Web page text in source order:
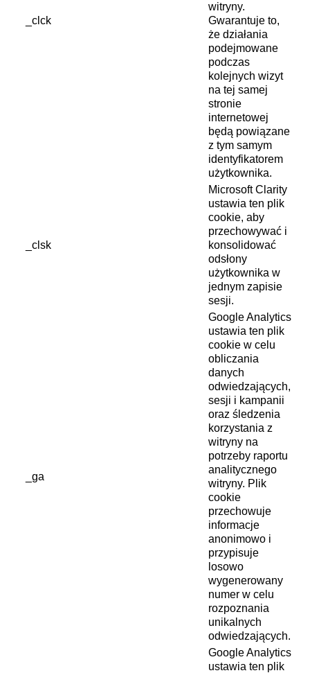
_clck
witryny.
Gwarantuje to,
że działania
podejmowane
podczas
kolejnych wizyt
na tej samej
stronie
internetowej
będą powiązane
z tym samym
identyfikatorem
użytkownika.
_clsk
Microsoft Clarity
ustawia ten plik
cookie, aby
przechowywać i
konsolidować
odsłony
użytkownika w
jednym zapisie
sesji.
_ga
Google Analytics
ustawia ten plik
cookie w celu
obliczania
danych
odwiedzających,
sesji i kampanii
oraz śledzenia
korzystania z
witryny na
potrzeby raportu
analitycznego
witryny. Plik
cookie
przechowuje
informacje
anonimowo i
przypisuje
losowo
wygenerowany
numer w celu
rozpoznania
unikalnych
odwiedzających.
Google Analytics
ustawia ten plik